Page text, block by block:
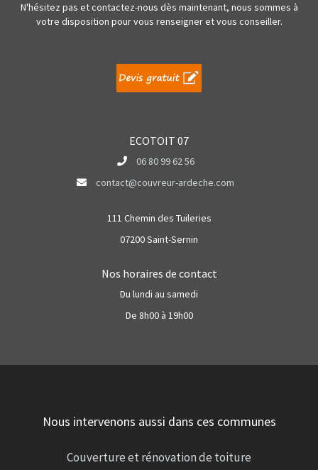
N'hésitez pas et contactez-nous dès maintenant, nous sommes à
votre disposition pour vous renseigner et vous conseiller.
ECOTOIT 07
06 80 99 62 56
contact@couvreur-ardeche.com
111 Chemin des Tuileries
07200 Saint-Sernin
Nos horaires de contact
Du lundi au samedi
De 8h00 à 19h00
Nous intervenons aussi dans ces communes
Couverture et rénovation de toiture